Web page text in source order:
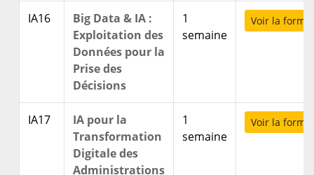
IA16
Big Data & IA :
Exploitation des
Données pour la
Prise des
Décisions
1
semaine
Voir la
IA17
IA pour la
Transformation
Digitale des
Administrations
1
semaine
Voir la